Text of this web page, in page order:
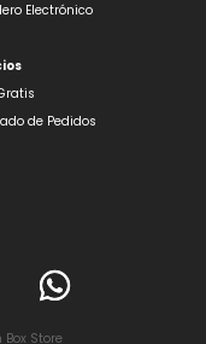
Electrónico
de Pedidos
Store